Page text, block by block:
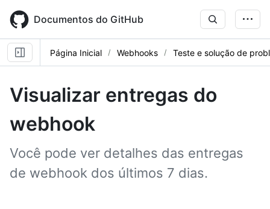
main
content
Documentos do GitHub
Página Inicial Webhooks Teste e solução de
Visualizar entregas do
webhook
Você pode ver detalhes das entregas
de webhook dos últimos 7 dias.